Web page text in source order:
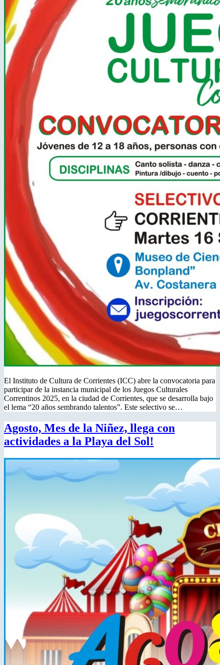
El Instituto de Cultura de Corrientes (ICC) abre la convocatoria para
participar de la instancia municipal de los Juegos Culturales
Correntinos 2025, en la ciudad de Corrientes, que se desarrolla bajo
el lema “20 años sembrando talentos”. Este selectivo se…
Agosto, Mes de la Niñez, llega con
actividades a la Playa del Sol!